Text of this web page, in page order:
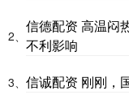
2、
信德配资 高温闷
不利影响
3、 信诚配资 刚刚，